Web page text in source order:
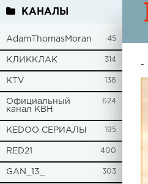
КАНАЛЫ
AdamThomasMoran 45
КЛИККЛАК 314
KTV 138
Официальный
канал КВН
624
KEDOO СЕРИАЛЫ 195
RED21 400
GAN_13_ 303
-